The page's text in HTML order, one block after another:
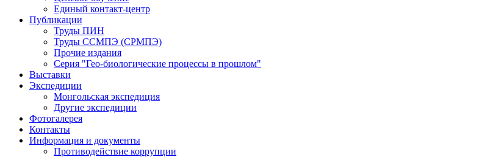
Единый контакт-центр
Публикации
Труды ПИН
Труды ССМПЭ (СРМПЭ)
Прочие издания
Серия "Гео-биологические процессы в прошлом"
Выставки
Экспедиции
Монгольская экспедиция
Другие экспедиции
Фотогалерея
Контакты
Информация и документы
Противодействие коррупции